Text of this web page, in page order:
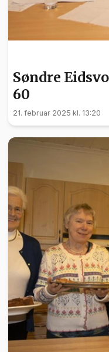
Søndre
60
21. februar 2025 kl. 13:20